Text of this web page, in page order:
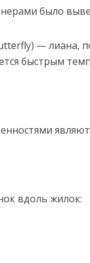
было
— лиана,
быстрым
вдоль жилок: